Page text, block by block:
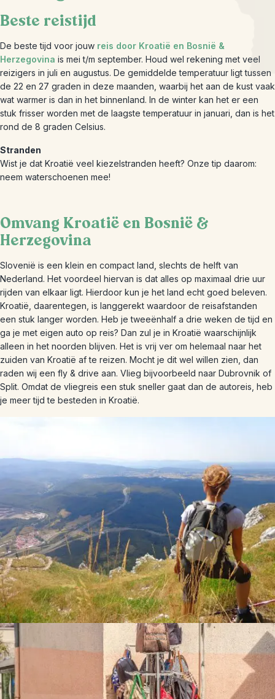
Beste reistijd
De beste tijd voor jouw reis door Kroatië en Bosnië &
Herzegovina is mei t/m september. Houd wel rekening met veel
reizigers in juli en augustus. De gemiddelde temperatuur ligt tussen
de 22 en 27 graden in deze maanden, waarbij het aan de kust vaak
wat warmer is dan in het binnenland. In de winter kan het er een
stuk frisser worden met de laagste temperatuur in januari, dan is het
rond de 8 graden Celsius.
Stranden
Wist je dat Kroatië veel kiezelstranden heeft? Onze tip daarom:
neem waterschoenen mee!
Omvang Kroatië en Bosnië &
Herzegovina
Slovenië is een klein en compact land, slechts de helft van
Nederland. Het voordeel hiervan is dat alles op maximaal drie uur
rijden van elkaar ligt. Hierdoor kun je het land echt goed beleven.
Kroatië, daarentegen, is langgerekt waardoor de reisafstanden
een stuk langer worden. Heb je tweeënhalf a drie weken de tijd en
ga je met eigen auto op reis? Dan zul je in Kroatië waarschijnlijk
alleen in het noorden blijven. Het is vrij ver om helemaal naar het
zuiden van Kroatië af te reizen. Mocht je dit wel willen zien, dan
raden wij een fly & drive aan. Vlieg bijvoorbeeld naar Dubrovnik of
Split. Omdat de vliegreis een stuk sneller gaat dan de autoreis, heb
je meer tijd te besteden in Kroatië.